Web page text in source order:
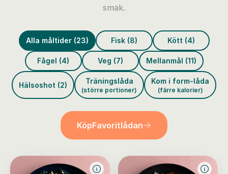
smak.
Alla måltider (23) Fisk (8) Kött (4)
Fågel (4) Veg (7) Mellanmål (11)
Hälsoshot (2) Träningslåda
(större portioner)
Kom i form-låda
(färre kalorier)
KöpFavoritlådan